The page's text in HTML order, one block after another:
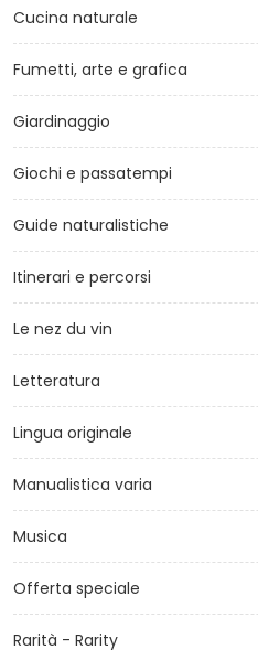
Cucina naturale
Fumetti, arte e grafica
Giardinaggio
Giochi e passatempi
Guide naturalistiche
Itinerari e percorsi
Le nez du vin
Letteratura
Lingua originale
Manualistica varia
Musica
Offerta speciale
Rarità - Rarity